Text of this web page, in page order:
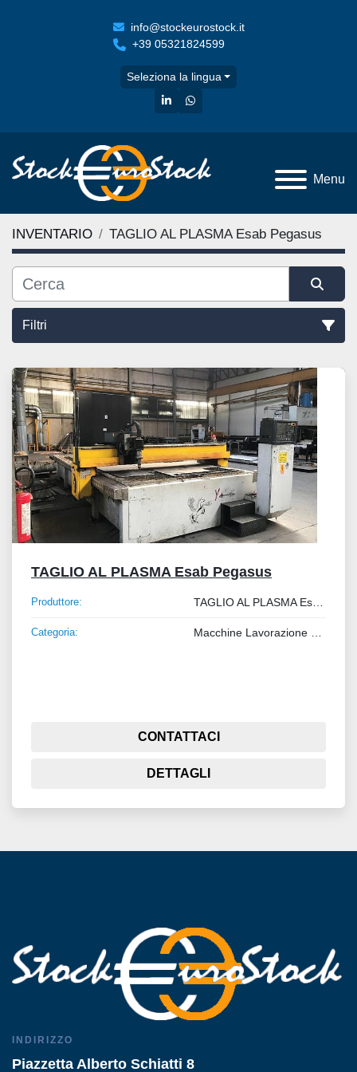
info@stockeurostock.it
+39 05321824599
Seleziona la lingua
linkedinwhatsapp
Menu
INVENTARIO TAGLIO AL PLASMA Esab Pegasus
Filtri
Tutte le categorie
Ordina per
TAGLIO AL PLASMA Esab Pegasus
Produttore: TAGLIO AL PLASMA Esab Pegasus
Categoria:
CONTATTACI
DETTAGLI
INDIRIZZO
Piazzetta Alberto Schiatti 8